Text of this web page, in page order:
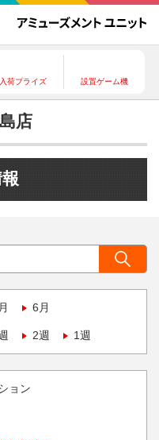
入荷プライズ 設置ゲーム機
店
6月
2週 1週
ョン